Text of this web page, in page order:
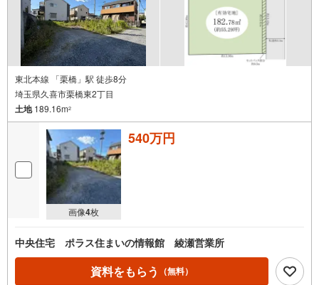
東北本線 「栗橋」駅 徒歩8分
埼玉県久喜市栗橋東2丁目
土地189.16m2
画像4枚
540万円
中央住宅 ポラス住まいの情報館 綾瀬営業所
資料をもらう （無料）